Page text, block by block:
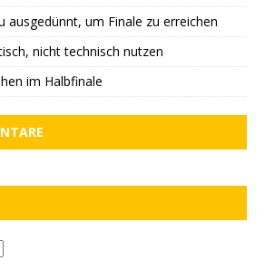
ausgedünnt, um Finale zu erreichen
nicht technisch nutzen
im Halbfinale